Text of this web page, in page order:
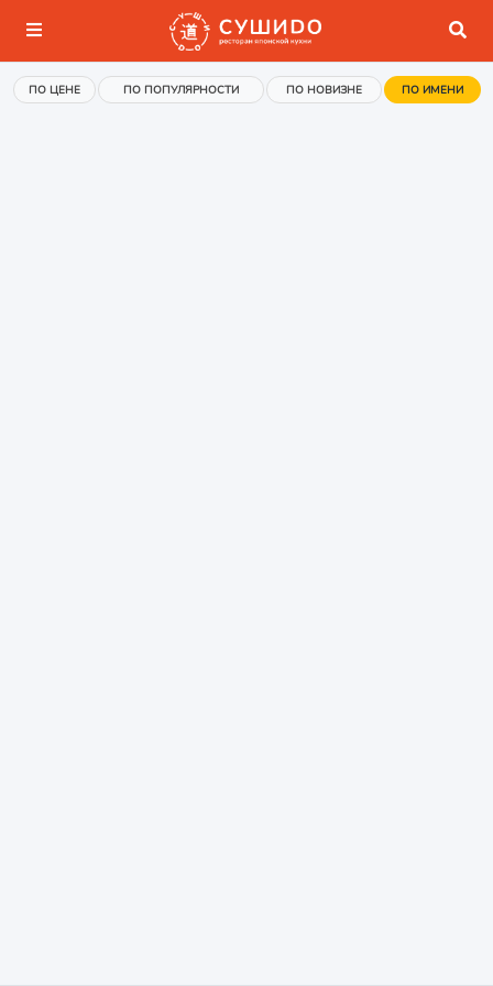
ПО ЦЕНЕ ПО ПОПУЛЯРНОСТИ ПО НОВИЗНЕ ПО ИМЕНИ